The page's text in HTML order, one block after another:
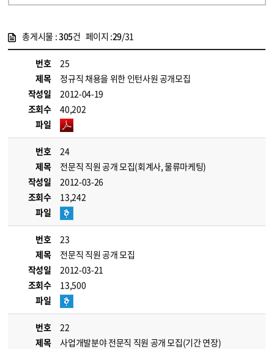
총게시물 :305건 페이지 :29/31
번호
25
제목
정규직 채용을 위한 인턴사원 공개모집
작성일
2012-04-19
조회수
40,202
파일
번호
24
제목
전문직 직원 공개 모집(회계사, 물류마케팅)
작성일
2012-03-26
조회수
13,242
파일
번호
23
제목
전문직 직원 공개 모집
작성일
2012-03-21
조회수
13,500
파일
번호
22
제목
사업개발분야 전문직 직원 공개 모집(기간 연장)